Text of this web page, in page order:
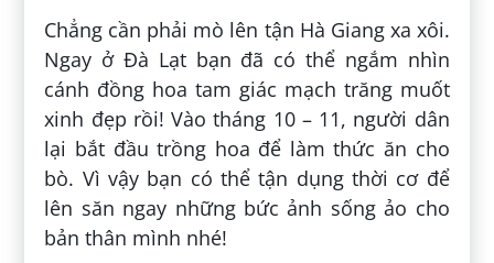
Chẳng cần phải mò lên tận Hà Giang xa xôi.
Ngay ở Đà Lạt bạn đã có thể ngắm nhìn
cánh đồng hoa tam giác mạch trăng muốt
xinh đẹp rồi! Vào tháng 10 – 11, người dân
lại bắt đầu trồng hoa để làm thức ăn cho
bò. Vì vậy bạn có thể tận dụng thời cơ để
lên săn ngay những bức ảnh sống ảo cho
bản thân mình nhé!